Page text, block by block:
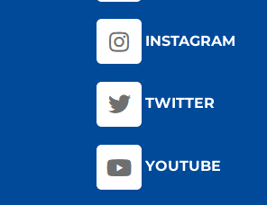
INSTAGRAM
TWITTER
YOUTUBE